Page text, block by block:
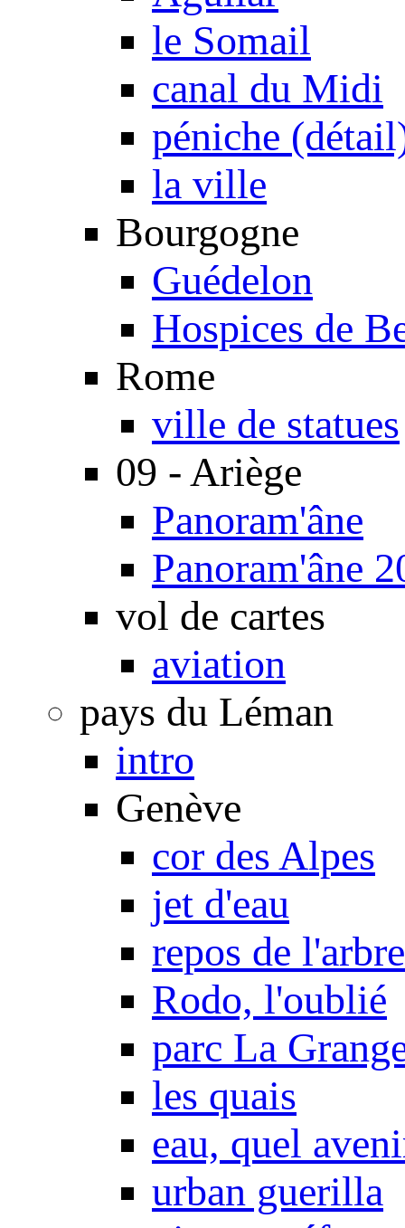
le Somail
canal du Midi
péniche
la ville
Bourgogne
Guédelon
Hospices de
Rome
ville de statues
09 - Ariège
Panoram'âne
Panoram'âne
vol de cartes
aviation
pays du Léman
intro
Genève
cor des Alpes
jet d'eau
repos de l'arbre
Rodo, l'oublié
parc La
les quais
eau, quel
urban guerilla